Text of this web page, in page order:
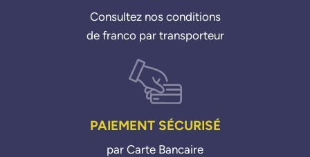
Consultez nos conditions
de franco par transporteur
PAIEMENT SÉCURISÉ
par Carte Bancaire